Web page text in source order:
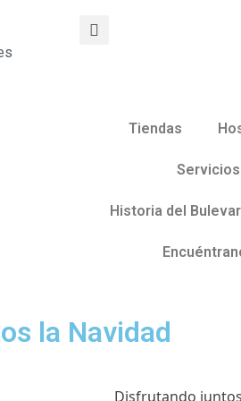
Tiendas
Servicios
Historia del Bulevar
la Navidad